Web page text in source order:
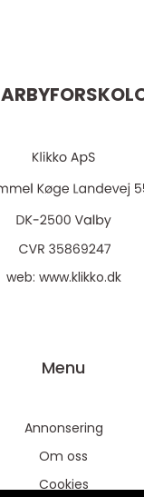
web: www.klikko.dk
Menu
Annonsering
Om oss
Cookies